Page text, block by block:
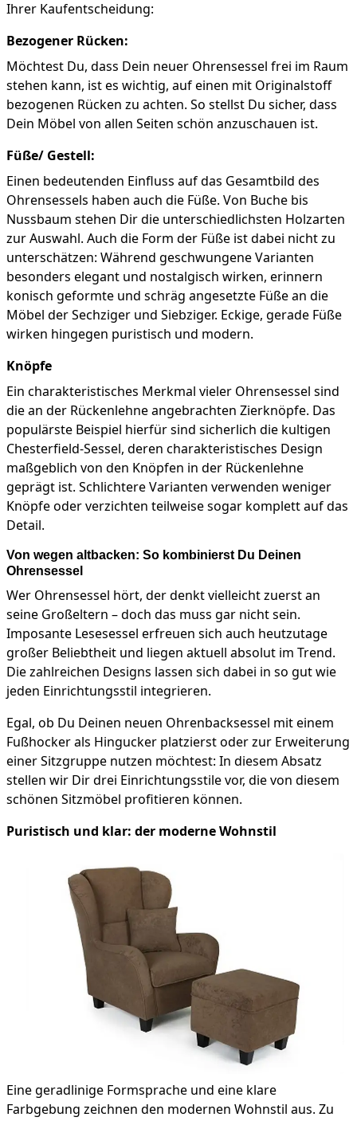
Ihrer Kaufentscheidung:
Bezogener Rücken:
Möchtest Du, dass Dein neuer Ohrensessel frei im Raum
stehen kann, ist es wichtig, auf einen mit Originalstoff
bezogenen Rücken zu achten. So stellst Du sicher, dass
Dein Möbel von allen Seiten schön anzuschauen ist.
Füße/ Gestell:
Einen bedeutenden Einfluss auf das Gesamtbild des
Ohrensessels haben auch die Füße. Von Buche bis
Nussbaum stehen Dir die unterschiedlichsten Holzarten
zur Auswahl. Auch die Form der Füße ist dabei nicht zu
unterschätzen: Während geschwungene Varianten
besonders elegant und nostalgisch wirken, erinnern
konisch geformte und schräg angesetzte Füße an die
Möbel der Sechziger und Siebziger. Eckige, gerade Füße
wirken hingegen puristisch und modern.
Knöpfe
Ein charakteristisches Merkmal vieler Ohrensessel sind
die an der Rückenlehne angebrachten Zierknöpfe. Das
populärste Beispiel hierfür sind sicherlich die kultigen
Chesterfield-Sessel, deren charakteristisches Design
maßgeblich von den Knöpfen in der Rückenlehne
geprägt ist. Schlichtere Varianten verwenden weniger
Knöpfe oder verzichten teilweise sogar komplett auf das
Detail.
Von wegen altbacken: So kombinierst Du Deinen
Ohrensessel
Wer Ohrensessel hört, der denkt vielleicht zuerst an
seine Großeltern – doch das muss gar nicht sein.
Imposante Lesesessel erfreuen sich auch heutzutage
großer Beliebtheit und liegen aktuell absolut im Trend.
Die zahlreichen Designs lassen sich dabei in so gut wie
jeden Einrichtungsstil integrieren.
Egal, ob Du Deinen neuen Ohrenbacksessel mit einem
Fußhocker als Hingucker platzierst oder zur Erweiterung
einer Sitzgruppe nutzen möchtest: In diesem Absatz
stellen wir Dir drei Einrichtungsstile vor, die von diesem
schönen Sitzmöbel profitieren können.
Puristisch und klar: der moderne Wohnstil
Eine geradlinige Formsprache und eine klare
Farbgebung zeichnen den modernen Wohnstil aus. Zu